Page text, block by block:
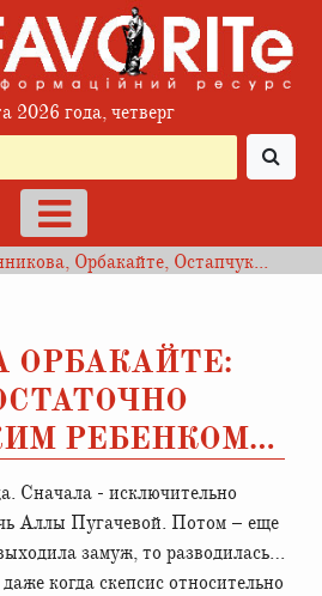
2026 года, четверг
Орбакайте, Остапчук...
ОРБАКАЙТЕ:
РЕБЕНКОМ…
Аллы Пугачевой. Потом – еще
замуж, то разводилась…
когда скепсис относительно